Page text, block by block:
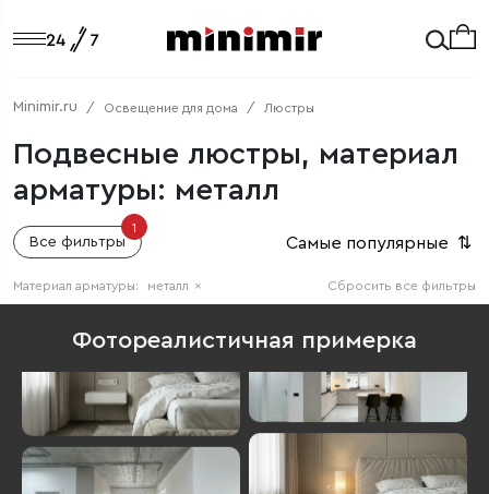
Minimir.ru Освещение для дома Люстры
Подвесные люстры, материал
арматуры: металл
Все фильтры
1
Самые популярные ⇅
Сбросить все фильтры
Материал арматуры: металл ×
Фотореалистичная примерка